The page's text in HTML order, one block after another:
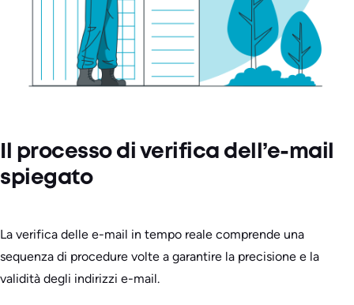
Il processo di verifica dell’e-mail
spiegato
La verifica delle e-mail in tempo reale comprende una
sequenza di procedure volte a garantire la precisione e la
validità degli indirizzi e-mail.